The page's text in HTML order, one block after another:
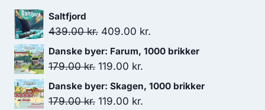
Saltfjord
439.00kr. Den
oprindelige
pris
439.00 kr..
409.00 kr.
aktuelle
Danske byer: Farum, 1000 brikker
179.00kr. Den
oprindelige
pris
119.00 kr.
aktuelle
Danske byer: Skagen, 1000 brikker
179.00kr. Den
119.00 kr.